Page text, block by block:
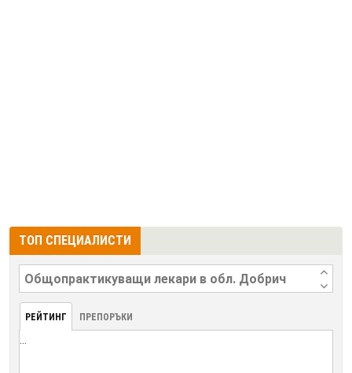
ТОП СПЕЦИАЛИСТИ
РЕЙТИНГ ПРЕПОРЪКИ
...